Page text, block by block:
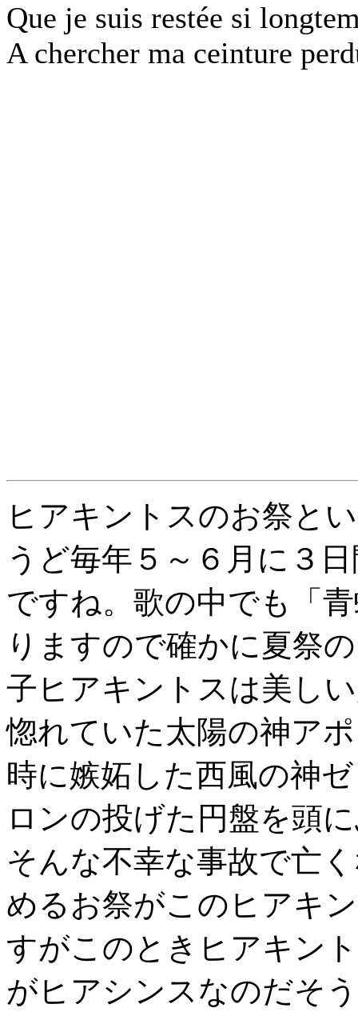
Que je suis restée si
A chercher ma ceinture
ヒアキントスのお祭と
うど毎年５～６月に３
ですね。歌の中でも「
りますので確かに夏祭
子ヒアキントスは美し
惚れていた太陽の神ア
時に嫉妬した西風の神
ロンの投げた円盤を頭
そんな不幸な事故で亡
めるお祭がこのヒアキ
すがこのときヒアキン
がヒアシンスなのだそ